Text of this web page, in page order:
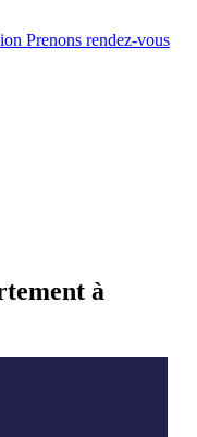
Prenons rendez-vous
à